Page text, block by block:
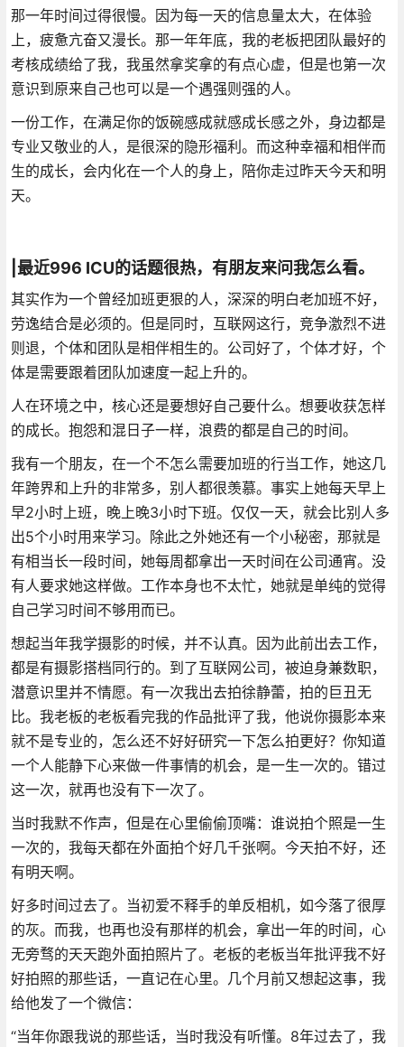
那一年时间过得很慢。因为每一天的信息量太大，在体验
上，疲惫亢奋又漫长。那一年年底，我的老板把团队最好的
考核成绩给了我，我虽然拿奖拿的有点心虚，但是也第一次
意识到原来自己也可以是一个遇强则强的人。
一份工作，在满足你的饭碗感成就感成长感之外，身边都是
专业又敬业的人，是很深的隐形福利。而这种幸福和相伴而
生的成长，会内化在一个人的身上，陪你走过昨天今天和明
天。
|最近996 ICU的话题很热，有朋友来问我怎么看。
其实作为一个曾经加班更狠的人，深深的明白老加班不好，
劳逸结合是必须的。但是同时，互联网这行，竞争激烈不进
则退，个体和团队是相伴相生的。公司好了，个体才好，个
体是需要跟着团队加速度一起上升的。
人在环境之中，核心还是要想好自己要什么。想要收获怎样
的成长。抱怨和混日子一样，浪费的都是自己的时间。
我有一个朋友，在一个不怎么需要加班的行当工作，她这几
年跨界和上升的非常多，别人都很羡慕。事实上她每天早上
早2小时上班，晚上晚3小时下班。仅仅一天，就会比别人多
出5个小时用来学习。除此之外她还有一个小秘密，那就是
有相当长一段时间，她每周都拿出一天时间在公司通宵。没
有人要求她这样做。工作本身也不太忙，她就是单纯的觉得
自己学习时间不够用而已。
想起当年我学摄影的时候，并不认真。因为此前出去工作，
都是有摄影搭档同行的。到了互联网公司，被迫身兼数职，
潜意识里并不情愿。有一次我出去拍徐静蕾，拍的巨丑无
比。我老板的老板看完我的作品批评了我，他说你摄影本来
就不是专业的，怎么还不好好研究一下怎么拍更好？你知道
一个人能静下心来做一件事情的机会，是一生一次的。错过
这一次，就再也没有下一次了。
当时我默不作声，但是在心里偷偷顶嘴：谁说拍个照是一生
一次的，我每天都在外面拍个好几千张啊。今天拍不好，还
有明天啊。
好多时间过去了。当初爱不释手的单反相机，如今落了很厚
的灰。而我，也再也没有那样的机会，拿出一年的时间，心
无旁骛的天天跑外面拍照片了。老板的老板当年批评我不好
好拍照的那些话，一直记在心里。几个月前又想起这事，我
给他发了一个微信：
“当年你跟我说的那些话，当时我没有听懂。8年过去了，我